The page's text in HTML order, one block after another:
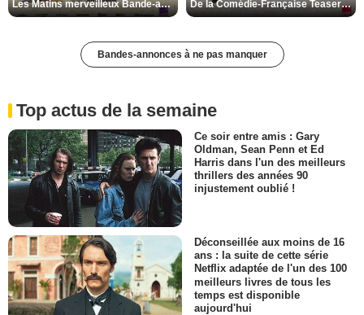
Les Matins merveilleux Bande-annonce VF De la Comédie-Française Teaser VF
Bandes-annonces à ne pas manquer
Top actus de la semaine
Ce soir entre amis : Gary
Oldman, Sean Penn et Ed
Harris dans l'un des meilleurs
thrillers des années 90
injustement oublié !
Déconseillée aux moins de 16
ans : la suite de cette série
Netflix adaptée de l'un des 100
meilleurs livres de tous les
temps est disponible
aujourd'hui